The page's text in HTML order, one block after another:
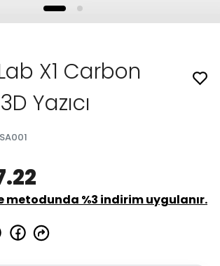
X1 Carbon
Yazıcı
metodunda %3 indirim uygulanır.